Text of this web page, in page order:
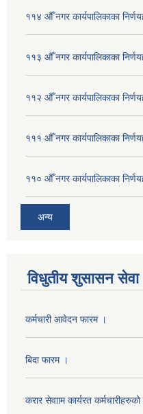
११४ औँ नगर कार्यपालिकाका
११३ औँ नगर कार्यपालिकाका
११२ औँ नगर कार्यपालिकाका
१११ औँ नगर कार्यपालिकाका
११० औँ नगर कार्यपालिकाका
अन्य
विधुतीय शुसासन सेवा
कर्मचारी आवेदन फारम ।
बिदा फारम ।
करार सेवााम कार्यरत